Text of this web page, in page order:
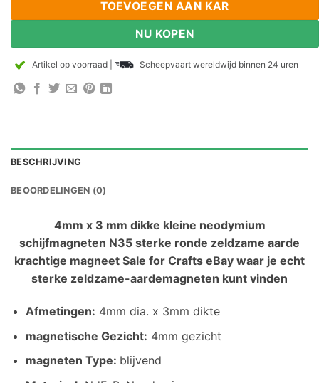
TOEVOEGEN AAN KAR
NU KOPEN
Artikel op voorraad Scheepvaart wereldwijd binnen 24 uren
BESCHRIJVING
BEOORDELINGEN (0)
4mm x 3 mm dikke kleine neodymium
schijfmagneten N35 sterke ronde zeldzame aarde
krachtige magneet Sale for Crafts eBay waar je echt
sterke zeldzame-aardemagneten kunt vinden
Afmetingen: 4mm dia. x 3mm dikte
magnetische Gezicht: 4mm gezicht
magneten Type: blijvend